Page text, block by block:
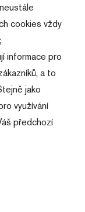
cookies vždy
informace pro
a to
jako
využívání
předchozí